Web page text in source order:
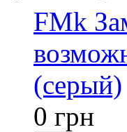
FMk
(серый)
0 грн